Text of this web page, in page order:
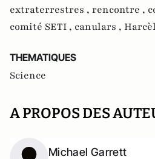
extraterrestres , rencontre ,
comité SETI , canulars ,
THEMATIQUES
Science
A PROPOS DES
Michael Garrett